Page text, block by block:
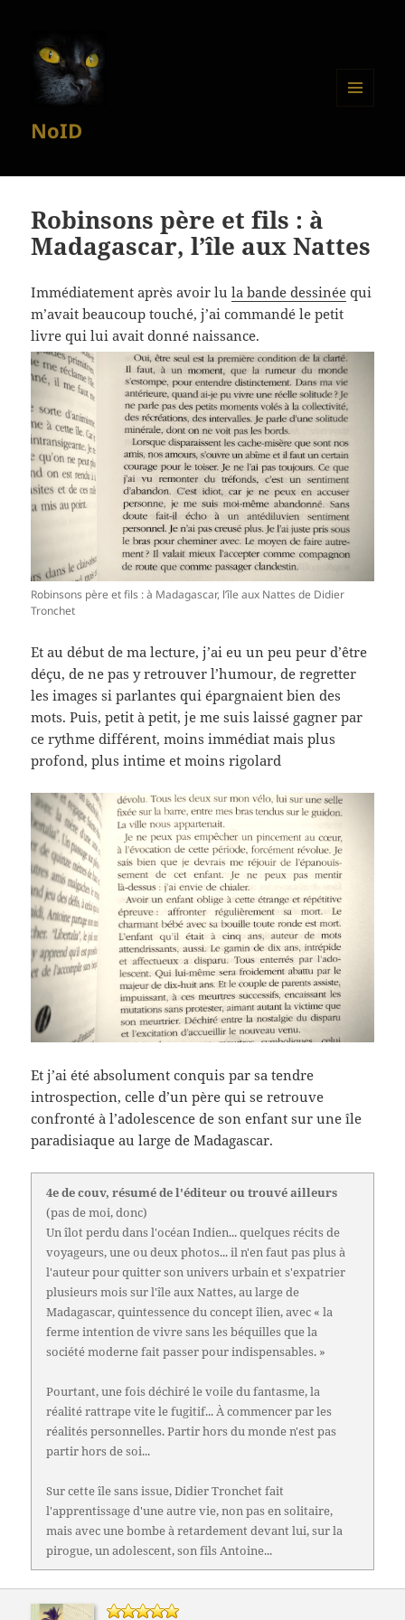
NoID
Robinsons père et fils : à
Madagascar, l’île aux Nattes
Immédiatement après avoir lula bande dessinée qui
m’avait beaucoup touché, j’ai commandé le petit
livre qui lui avait donné naissance.
Robinsons père et fils : à Madagascar, l’île aux Nattes de Didier
Tronchet
Et au début de ma lecture, j’ai eu un peu peur d’être
déçu, de ne pas y retrouver l’humour, de regretter
les images si parlantes qui épargnaient bien des
mots. Puis, petit à petit, je me suis laissé gagner par
ce rythme différent, moins immédiat mais plus
profond, plus intime et moins rigolard
Et j’ai été absolument conquis par sa tendre
introspection, celle d’un père qui se retrouve
confronté à l’adolescence de son enfant sur une île
paradisiaque au large de Madagascar.
4e de couv, résumé de l'éditeur ou trouvé ailleurs
(pas de moi, donc)
Un îlot perdu dans l'océan Indien... quelques récits de
voyageurs, une ou deux photos... il n'en faut pas plus à
l'auteur pour quitter son univers urbain et s'expatrier
plusieurs mois sur l'île aux Nattes, au large de
Madagascar, quintessence du concept îlien, avec « la
ferme intention de vivre sans les béquilles que la
société moderne fait passer pour indispensables. »
Pourtant, une fois déchiré le voile du fantasme, la
réalité rattrape vite le fugitif... À commencer par les
réalités personnelles. Partir hors du monde n'est pas
partir hors de soi...
Sur cette île sans issue, Didier Tronchet fait
l'apprentissage d'une autre vie, non pas en solitaire,
mais avec une bombe à retardement devant lui, sur la
pirogue, un adolescent, son fils Antoine...